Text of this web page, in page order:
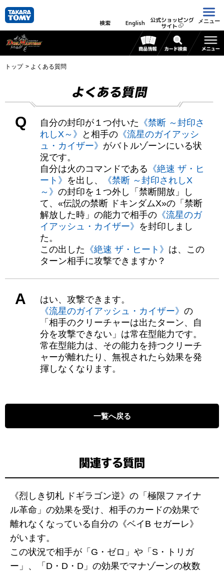
検索 English 公式ショッピング
サイト
メニュー
トップ よくある質問
よくある質問
Q 自分の封印が１つ付いた 《禁断 ～封印さ
れしX～》
と相手の 《流星のガイアッシ
ュ・カイザー》 がバトルゾーンにいる状
況です。
自分は火のコマンドである 《絶速 ザ・ヒ
ート》 を出し、
《禁断 ～封印されしX
～》 の封印を１つ外し「禁断開放」し
て、«伝説の禁断 ドキンダムX»の「禁断
解放した時」の能力で相手の 《流星のガ
イアッシュ・カイザー》 を封印しまし
た。
この出した 《絶速 ザ・ヒート》 は、この
ターン相手に攻撃できますか？
A
はい、攻撃できます。
《流星のガイアッシュ・カイザー》 の
「相手のクリーチャーは出たターン、自
分を攻撃できない」は常在型能力です。
常在型能力は、その能力を持つクリーチ
ャーが離れたり、無視されたら効果を発
揮しなくなります。
一覧へ戻る
関連する質問
《烈しき切札 ドギラゴン逆》の「極限ファイナ
ル革命」の効果を受け、相手のカードの効果で
離れなくなっている自分の《ベイB セガーレ》
がいます。
この状況で相手が「G・ゼロ」や「S・トリガ
ー」、「D・D・D」の効果でマナゾーンの枚数